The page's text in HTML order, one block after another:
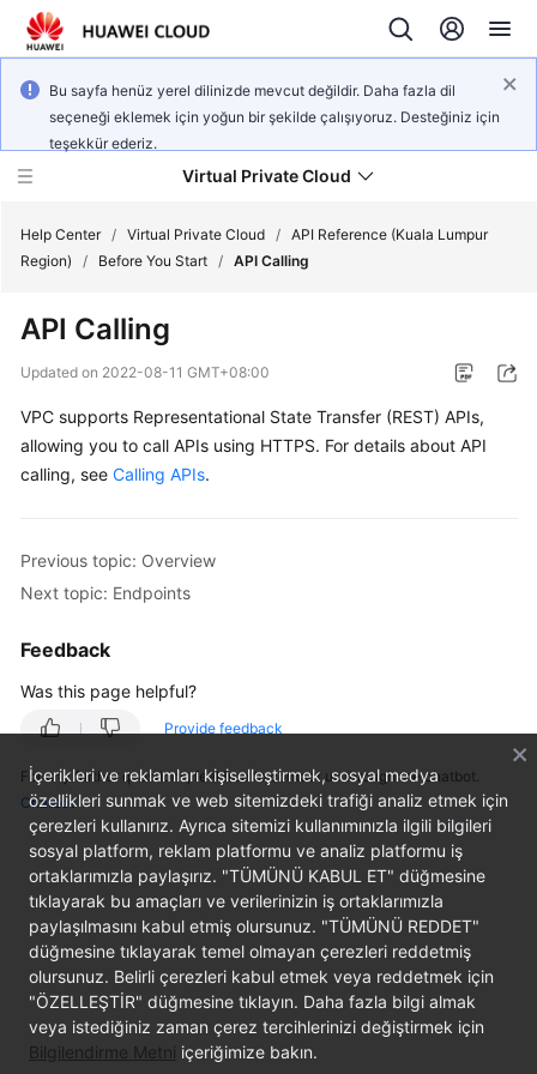
Bu sayfa henüz yerel dilinizde mevcut değildir. Daha fazla dil
seçeneği eklemek için yoğun bir şekilde çalışıyoruz. Desteğiniz için
teşekkür ederiz.
Virtual Private Cloud
New
Overview
Getting
User
Practices
API
Reference
SDK
Reference
FAQs
Videos
Glossary
More
Help Center / Virtual Private Cloud / API Reference (Kuala Lumpur
Region)
/ Before You Start / API Calling
API Calling
Updated on 2022-08-11 GMT+08:00
VPC supports Representational State Transfer (REST) APIs,
allowing you to call APIs using HTTPS. For details about API
calling, see Calling APIs.
Previous topic: Overview
Next topic: Endpoints
Feedback
Was this page helpful?
Provide feedback
For any further questions, feel free to contact us through the chatbot.
Chatbot
İçerikleri ve reklamları kişiselleştirmek, sosyal medya
özellikleri sunmak ve web sitemizdeki trafiği analiz etmek için
çerezleri kullanırız. Ayrıca sitemizi kullanımınızla ilgili bilgileri
sosyal platform, reklam platformu ve analiz platformu iş
ortaklarımızla paylaşırız. "TÜMÜNÜ KABUL ET" düğmesine
tıklayarak bu amaçları ve verilerinizin iş ortaklarımızla
paylaşılmasını kabul etmiş olursunuz. "TÜMÜNÜ REDDET"
düğmesine tıklayarak temel olmayan çerezleri reddetmiş
olursunuz. Belirli çerezleri kabul etmek veya reddetmek için
"ÖZELLEŞTİR" düğmesine tıklayın. Daha fazla bilgi almak
veya istediğiniz zaman çerez tercihlerinizi değiştirmek için
Bilgilendirme Metni içeriğimize bakın.